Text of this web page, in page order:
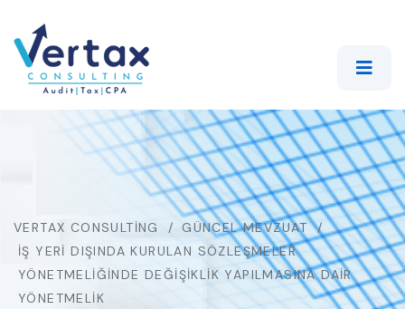
VERTAX CONSULTING
GÜNCEL MEVZUAT
İŞ YERI DIŞINDA KURULAN SÖZLEŞMELER
YÖNETMELIĞINDE DEĞIŞIKLIK YAPILMASINA DAIR
YÖNETMELIK